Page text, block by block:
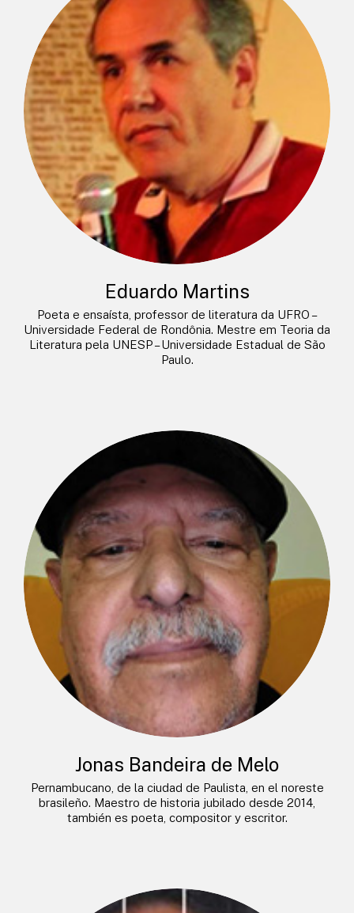
Eduardo Martins
Poeta e ensaísta, professor de literatura da UFRO –
Universidade Federal de Rondônia. Mestre em Teoria da
Literatura pela UNESP – Universidade Estadual de São
Paulo.
Jonas Bandeira de Melo
Pernambucano, de la ciudad de Paulista, en el noreste
brasileño. Maestro de historia jubilado desde 2014,
también es poeta, compositor y escritor.